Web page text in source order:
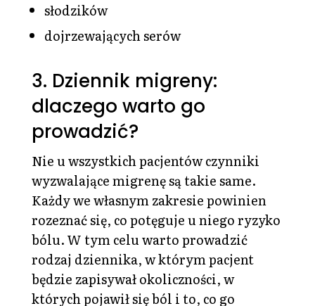
słodzików
dojrzewających serów
3. Dziennik migreny:
dlaczego warto go
prowadzić?
Nie u wszystkich pacjentów czynniki
wyzwalające migrenę są takie same.
Każdy we własnym zakresie powinien
rozeznać się, co potęguje u niego ryzyko
bólu. W tym celu warto prowadzić
rodzaj dziennika, w którym pacjent
będzie zapisywał okoliczności, w
których pojawił się ból i to, co go